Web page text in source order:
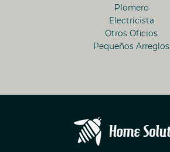
Plomero
Electricista
Otros Oficios
Pequeños Arreglos